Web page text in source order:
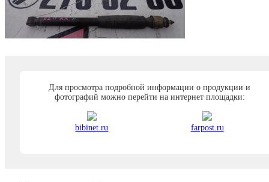
Для просмотра подробной информации о продукции и
фотографий можно перейти на интернет площадки:
bibinet.ru farpost.ru